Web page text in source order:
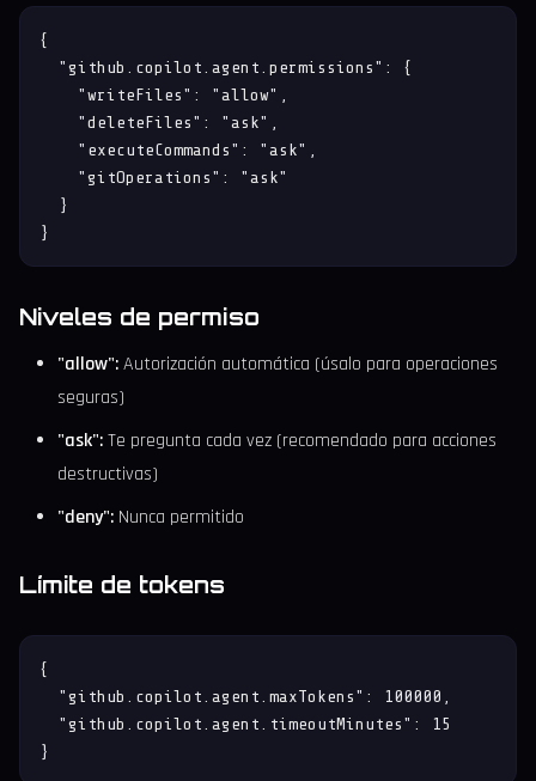
{
  "github.copilot.agent.permissions": {
    "writeFiles": "allow",
    "deleteFiles": "ask",
    "executeCommands": "ask",
    "gitOperations": "ask"
  }
}
Niveles de permiso
"allow":Autorización automática (úsalo para operaciones
seguras)
"ask":Te pregunta cada vez (recomendado para acciones
destructivas)
"deny": Nunca permitido
Límite de tokens
{
  "github.copilot.agent.maxTokens": 100000,
  "github.copilot.agent.timeoutMinutes": 15
}